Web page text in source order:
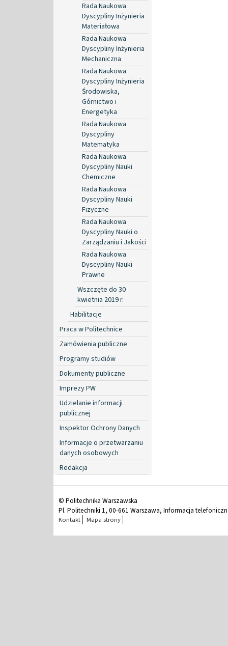
Rada Naukowa
Dyscypliny Inżynieria
Materiałowa
Rada Naukowa
Dyscypliny Inżynieria
Mechaniczna
Rada Naukowa
Dyscypliny Inżynieria
Środowiska,
Górnictwo i
Energetyka
Rada Naukowa
Dyscypliny
Matematyka
Rada Naukowa
Dyscypliny Nauki
Chemiczne
Rada Naukowa
Dyscypliny Nauki
Fizyczne
Rada Naukowa
Dyscypliny Nauki o
Zarządzaniu i Jakości
Rada Naukowa
Dyscypliny Nauki
Prawne
Wszczęte do 30
kwietnia 2019 r.
Habilitacje
Praca w Politechnice
Zamówienia publiczne
Programy studiów
Dokumenty publiczne
Imprezy PW
Udzielanie informacji
publicznej
Inspektor Ochrony Danych
Informacje o przetwarzaniu
danych osobowych
Redakcja
© Politechnika Warszawska
Pl. Politechniki 1, 00-661 Warszawa, Informacja
Kontakt Mapa strony